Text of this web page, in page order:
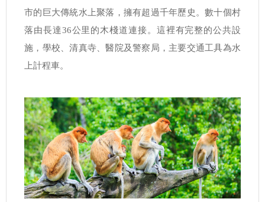
市的巨大傳統水上聚落，擁有超過千年歷史。數十個村
落由長達36公里的木棧道連接。這裡有完整的公共設
施，學校、清真寺、醫院及警察局，主要交通工具為水
上計程車。